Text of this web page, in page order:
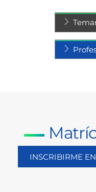
INSCRIBIRME